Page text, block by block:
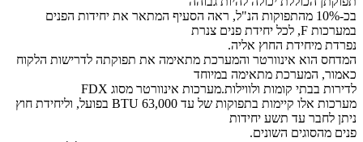
בכ-10% מהתפוקות הנ"ל, ראה הסעיף המתאר את יחידות הפנים
במערכות F, לכל יחידת פנים צנרת
נפרדת מיחידת החוץ אליה.
המדחס הוא אינוורטר והמערכת מתאימה את תפוקתה לדרישות הלקוח
כאמור, המערכת מתאימה במיוחד
לדירות בבתי קומות ולווילות.מערכות אינוורטר מסוג FDX
מערכות אלו קיימות בתפוקות של עד 63,000 BTU בפועל, וליחידת חוץ
ניתן לחבר עד תשע יחידות
פנים מהסוגים השונים.